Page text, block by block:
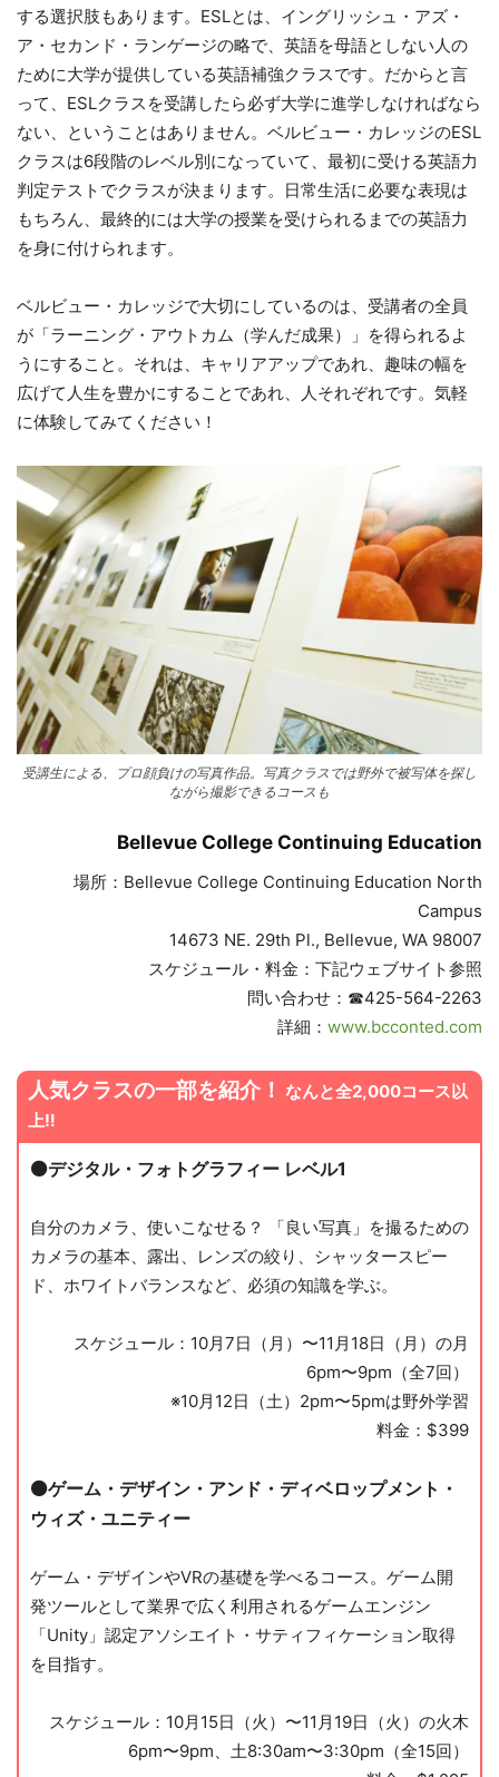
する選択肢もあります。ESLとは、イングリッシュ・アズ・
ア・セカンド・ランゲージの略で、英語を母語としない人の
ために大学が提供している英語補強クラスです。だからと言
って、ESLクラスを受講したら必ず大学に進学しなければなら
ない、ということはありません。ベルビュー・カレッジのESL
クラスは6段階のレベル別になっていて、最初に受ける英語力
判定テストでクラスが決まります。日常生活に必要な表現は
もちろん、最終的には大学の授業を受けられるまでの英語力
を身に付けられます。
ベルビュー・カレッジで大切にしているのは、受講者の全員
が「ラーニング・アウトカム（学んだ成果）」を得られるよ
うにすること。それは、キャリアアップであれ、趣味の幅を
広げて人生を豊かにすることであれ、人それぞれです。気軽
に体験してみてください！
受講生による、プロ顔負けの写真作品。写真クラスでは野外で被写体を探し
ながら撮影できるコースも
Bellevue College Continuing Education
場所：Bellevue College Continuing Education North
Campus
14673 NE. 29th Pl., Bellevue, WA 98007
スケジュール・料金：下記ウェブサイト参照
問い合わせ：☎︎425-564-2263
詳細： www.bcconted.com
人気クラスの一部を紹介！ なんと全2,000コース以
上‼︎
⚫️デジタル・フォトグラフィー レベル1
自分のカメラ、使いこなせる？ 「良い写真」を撮るための
カメラの基本、露出、レンズの絞り、シャッタースピー
ド、ホワイトバランスなど、必須の知識を学ぶ。
スケジュール：10月7日（月）〜11月18日（月）の月
6pm〜9pm（全7回）
※10月12日（土）2pm〜5pmは野外学習
料金：$399
⚫️ゲーム・デザイン・アンド・ディベロップメント・
ウィズ・ユニティー
ゲーム・デザインやVRの基礎を学べるコース。ゲーム開
発ツールとして業界で広く利用されるゲームエンジン
「Unity」認定アソシエイト・サティフィケーション取得
を目指す。
スケジュール：10月15日（火）〜11月19日（火）の火木
6pm〜9pm、土8:30am〜3:30pm （全15回）